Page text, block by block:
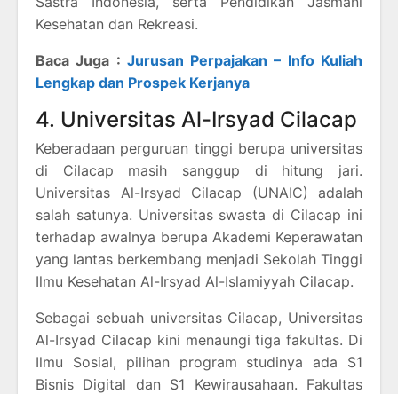
Kesehatan dan Rekreasi.
Baca Juga : Jurusan Perpajakan – Info Kuliah
Lengkap dan Prospek Kerjanya
4. Universitas Al-Irsyad Cilacap
Keberadaan perguruan tinggi berupa universitas
di Cilacap masih sanggup di hitung jari.
Universitas Al-Irsyad Cilacap (UNAIC) adalah
salah satunya. Universitas swasta di Cilacap ini
terhadap awalnya berupa Akademi Keperawatan
yang lantas berkembang menjadi Sekolah Tinggi
Ilmu Kesehatan Al-Irsyad Al-Islamiyyah Cilacap.
Sebagai sebuah universitas Cilacap, Universitas
Al-Irsyad Cilacap kini menaungi tiga fakultas. Di
Ilmu Sosial, pilihan program studinya ada S1
Bisnis Digital dan S1 Kewirausahaan. Fakultas